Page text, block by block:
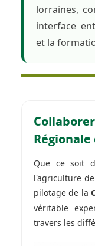
lorraines,
interface
et la
Que ce soit
l'agriculture
pilotage de la
véritable
travers les